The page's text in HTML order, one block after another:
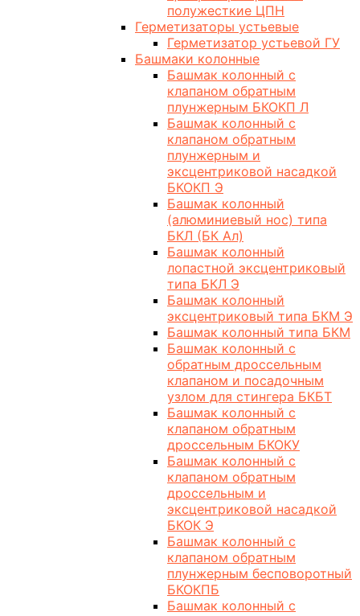
полужесткие ЦПН
Герметизаторы устьевые
Герметизатор устьевой ГУ
Башмаки колонные
Башмак колонный с
клапаном обратным
плунжерным БКОКП Л
Башмак колонный с
клапаном обратным
плунжерным и
эксцентриковой насадкой
БКОКП Э
Башмак колонный
(алюминиевый нос) типа
БКЛ (БК Ал)
Башмак колонный
лопастной эксцентриковый
типа БКЛ Э
Башмак колонный
эксцентриковый типа БКМ Э
Башмак колонный типа БКМ
Башмак колонный с
обратным дроссельным
клапаном и посадочным
узлом для стингера БКБТ
Башмак колонный с
клапаном обратным
дроссельным БКОКУ
Башмак колонный с
клапаном обратным
дроссельным и
эксцентриковой насадкой
БКОК Э
Башмак колонный с
клапаном обратным
плунжерным бесповоротный
БКОКПБ
Башмак колонный с